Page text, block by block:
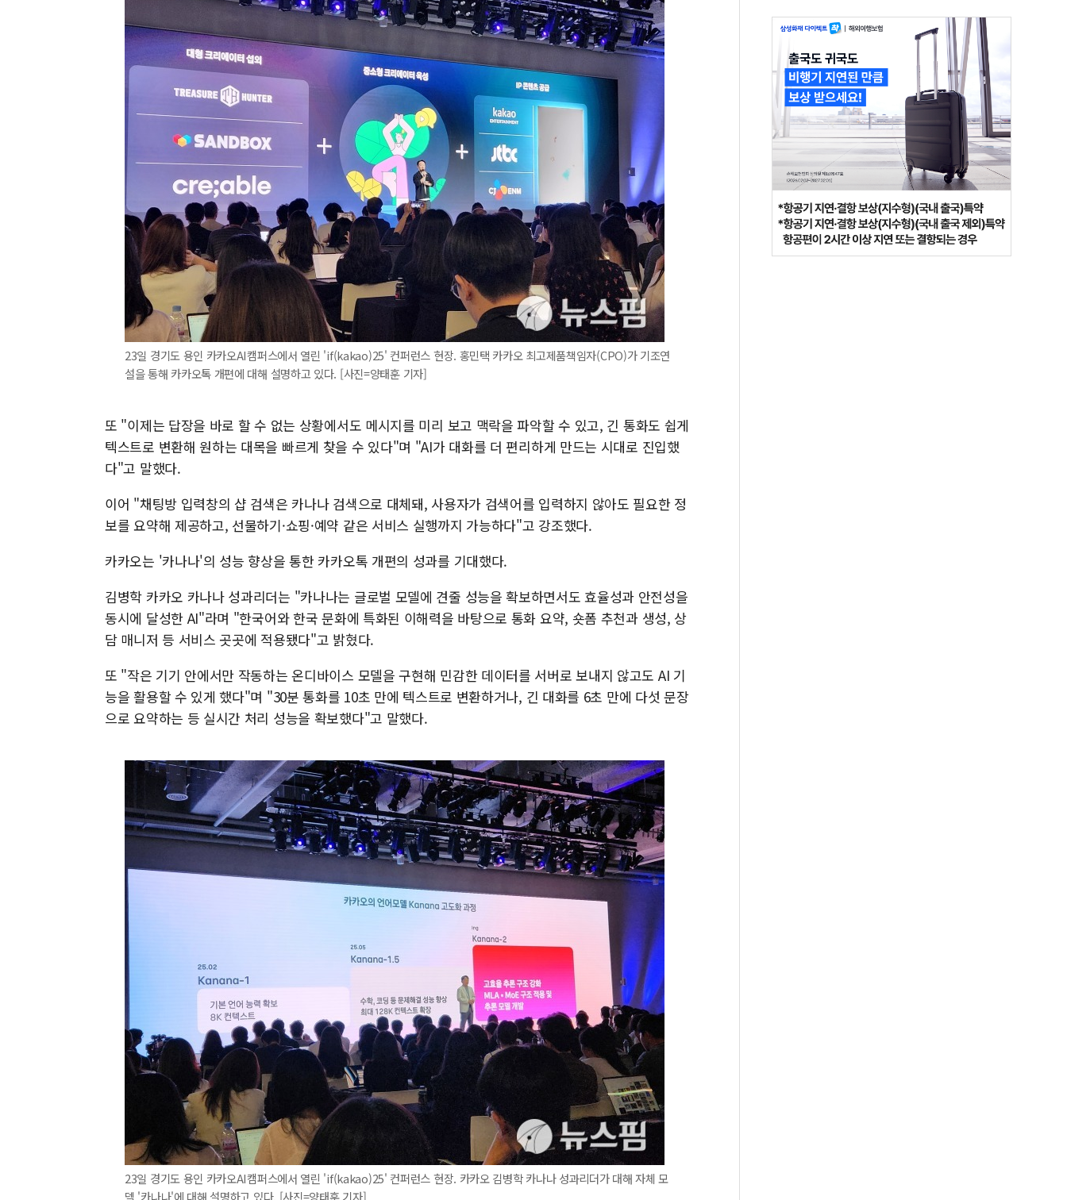
23일 경기도 용인 카카오AI캠퍼스에서 열린 'if(kakao)25' 컨퍼런스 현장. 홍민택 카카오 최고제품책임자(CPO)가 기조연
설을 통해 카카오톡 개편에 대해 설명하고 있다. [사진=양태훈 기자]
또 "이제는 답장을 바로 할 수 없는 상황에서도 메시지를 미리 보고 맥락을 파악할 수 있고, 긴 통화도 쉽게
텍스트로 변환해 원하는 대목을 빠르게 찾을 수 있다"며 "AI가 대화를 더 편리하게 만드는 시대로 진입했
다"고 말했다.
이어 "채팅방 입력창의 샵 검색은 카나나 검색으로 대체돼, 사용자가 검색어를 입력하지 않아도 필요한 정
보를 요약해 제공하고, 선물하기·쇼핑·예약 같은 서비스 실행까지 가능하다"고 강조했다.
카카오는 '카나나'의 성능 향상을 통한 카카오톡 개편의 성과를 기대했다.
김병학 카카오 카나나 성과리더는 "카나나는 글로벌 모델에 견줄 성능을 확보하면서도 효율성과 안전성을
동시에 달성한 AI"라며 "한국어와 한국 문화에 특화된 이해력을 바탕으로 통화 요약, 숏폼 추천과 생성, 상
담 매니저 등 서비스 곳곳에 적용됐다"고 밝혔다.
또 "작은 기기 안에서만 작동하는 온디바이스 모델을 구현해 민감한 데이터를 서버로 보내지 않고도 AI 기
능을 활용할 수 있게 했다"며 "30분 통화를 10초 만에 텍스트로 변환하거나, 긴 대화를 6초 만에 다섯 문장
으로 요약하는 등 실시간 처리 성능을 확보했다"고 말했다.
23일 경기도 용인 카카오AI캠퍼스에서 열린 'if(kakao)25' 컨퍼런스 현장. 카카오 김병학 카나나 성과리더가 대해 자체 모
델 '카나나'에 대해 설명하고 있다. [사진=양태훈 기자]